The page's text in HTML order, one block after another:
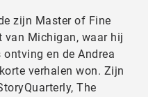
zijn Master of Fine
van Michigan, waar hij
en de Andrea
verhalen won. Zijn
The